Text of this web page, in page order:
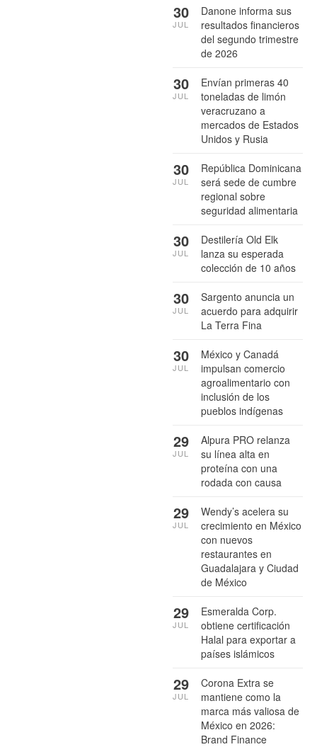
Danone informa sus
resultados financieros
del segundo trimestre
de 2026
30
JUL
Envían primeras 40
toneladas de limón
veracruzano a
mercados de Estados
Unidos y Rusia
30
JUL
República Dominicana
será sede de cumbre
regional sobre
seguridad alimentaria
30
JUL
Destilería Old Elk
lanza su esperada
colección de 10 años
30
JUL
Sargento anuncia un
acuerdo para adquirir
La Terra Fina
30
JUL
México y Canadá
impulsan comercio
agroalimentario con
inclusión de los
pueblos indígenas
30
JUL
Alpura PRO relanza
su línea alta en
proteína con una
rodada con causa
29
JUL
Wendy’s acelera su
crecimiento en México
con nuevos
restaurantes en
Guadalajara y Ciudad
de México
29
JUL
Esmeralda Corp.
obtiene certificación
Halal para exportar a
países islámicos
29
JUL
Corona Extra se
mantiene como la
marca más valiosa de
México en 2026:
Brand Finance
29
JUL